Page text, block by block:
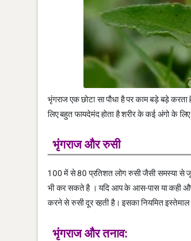
भृंगराज एक छोटा सा पौधा है पर काम बड़े बड़े
लिए बहुत फायदेमंद होता है शरीर के कई अंगो के
भृंगराज और रुसी
100 में से 80 प्रतिशत लोग रुसी जैसी समस्या से
भी कर सकते है । यदि आप के आस-पास या कही
करने से रुसी दूर रहती है। इसका नियमित
भृंगराज और तनाव: